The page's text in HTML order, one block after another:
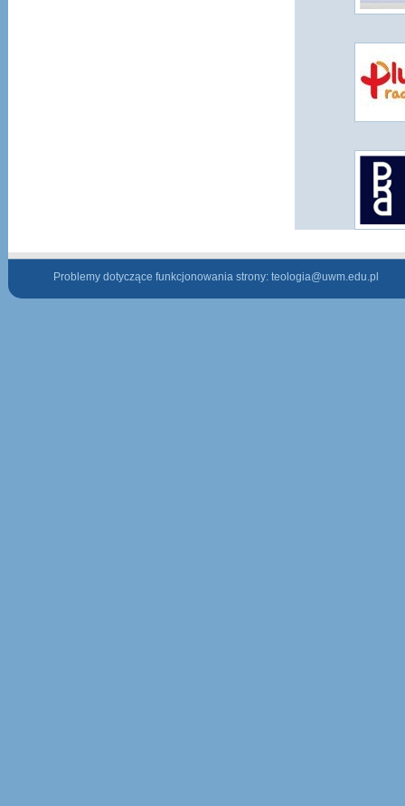
Problemy dotyczące funkcjonowania strony: teologia@uwm.edu.pl